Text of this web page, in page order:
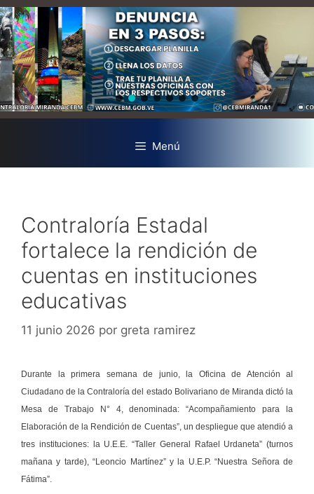
Menú
Contraloría Estadal
fortalece la rendición de
cuentas en instituciones
educativas
11 junio 2026 por greta ramirez
Durante la primera semana de junio, la Oficina de Atención al
Ciudadano de la Contraloría del estado Bolivariano de Miranda dictó la
Mesa de Trabajo N° 4, denominada: “Acompañamiento para la
Elaboración de la Rendición de Cuentas”, un despliegue que atendió a
tres instituciones: la U.E.E. “Taller General Rafael Urdaneta” (turnos
mañana y tarde), “Leoncio Martínez” y la U.E.P. “Nuestra Señora de
Fátima”.